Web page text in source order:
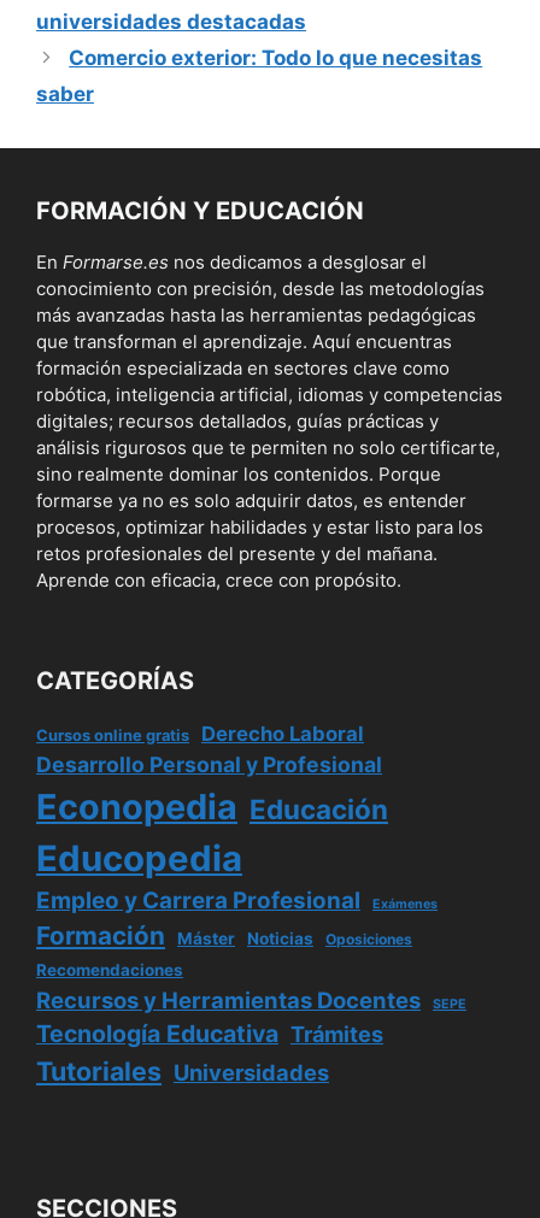
universidades destacadas
Comercio exterior: Todo lo que necesitas
saber
FORMACIÓN Y EDUCACIÓN
En Formarse.es nos dedicamos a desglosar el
conocimiento con precisión, desde las metodologías
más avanzadas hasta las herramientas pedagógicas
que transforman el aprendizaje. Aquí encuentras
formación especializada en sectores clave como
robótica, inteligencia artificial, idiomas y competencias
digitales; recursos detallados, guías prácticas y
análisis rigurosos que te permiten no solo certificarte,
sino realmente dominar los contenidos. Porque
formarse ya no es solo adquirir datos, es entender
procesos, optimizar habilidades y estar listo para los
retos profesionales del presente y del mañana.
Aprende con eficacia, crece con propósito.
CATEGORÍAS
Cursos online gratis Derecho Laboral
Desarrollo Personal y Profesional
Econopedia Educación
Educopedia
Empleo y Carrera Profesional Exámenes
Formación Máster Noticias Oposiciones
Recomendaciones
Recursos y Herramientas Docentes SEPE
Tecnología Educativa Trámites
Tutoriales Universidades
SECCIONES